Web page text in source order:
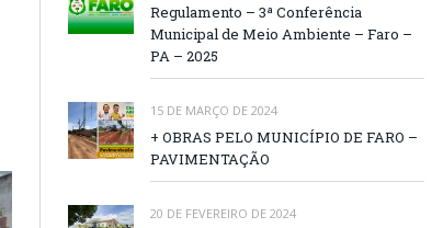
Regulamento – 3ª Conferência
Municipal de Meio Ambiente – Faro –
PA – 2025
15 DE MARÇO DE 2024
+ OBRAS PELO MUNICÍPIO DE FARO –
PAVIMENTAÇÃO
20 DE FEVEREIRO DE 2024